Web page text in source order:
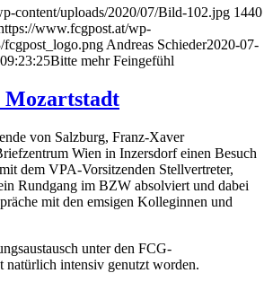
content/uploads/2020/07/Bild-102.jpg 1440
www.fcgpost.at/wp-
fcgpost_logo.png Andreas Schieder2020-07-
Bitte mehr Feingefühl
Mozartstadt
von Salzburg, Franz-Xaver
Wien in Inzersdorf einen Besuch
dem VPA-Vorsitzenden Stellvertreter,
Rundgang im BZW absolviert und dabei
mit den emsigen Kolleginnen und
unter den FCG-
natürlich intensiv genutzt worden.